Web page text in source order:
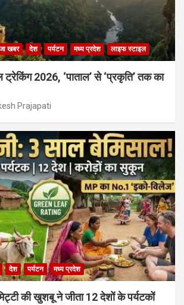
खबर देश पर्यटन मध्य प्रदेश लाइफ स्टाइल
2026, ‘पाताल’ से ‘प्रकृति’ तक का
Prajapati
देश पर्यटन मध्य प्रदेश
की खुशबू ने जीता 12 देशों के पर्यटकों